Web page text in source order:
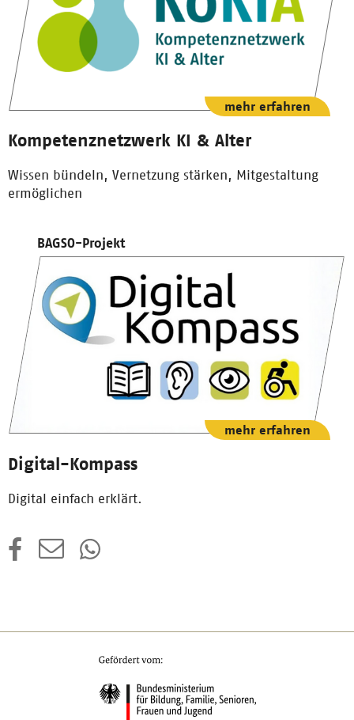
Kompetenznetzwerk KI & Alter
Wissen bündeln, Vernetzung stärken, Mitgestaltung
ermöglichen
mehr erfahren
BAGSO-Projekt
Digital-Kompass
Digital einfach erklärt.
mehr erfahren